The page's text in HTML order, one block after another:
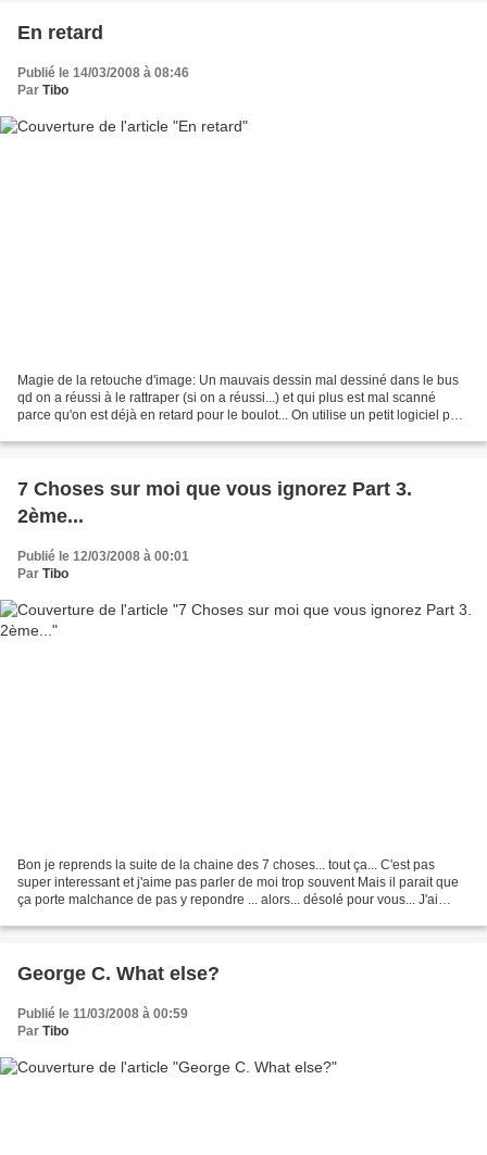
En retard
Publié le 14/03/2008 à 08:46
Par Tibo
Magie de la retouche d'image: Un mauvais dessin mal dessiné dans le bus
qd on a réussi à le rattraper (si on a réussi...) et qui plus est mal scanné
parce qu'on est déjà en retard pour le boulot... On utilise un petit logiciel pour
7 Choses sur moi que vous ignorez Part 3.
2ème...
Publié le 12/03/2008 à 00:01
Par Tibo
Bon je reprends la suite de la chaine des 7 choses... tout ça... C'est pas
super interessant et j'aime pas parler de moi trop souvent Mais il parait que
ça porte malchance de pas y repondre ... alors... désolé pour vous... J'ai
George C. What else?
Publié le 11/03/2008 à 00:59
Par Tibo